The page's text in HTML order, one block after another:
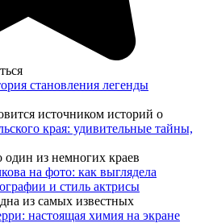
становления легенды
источником историй о
края: удивительные тайны,
из немногих краев
на фото: как выглядела
и стиль актрисы
из самых известных
настоящая химия на экране